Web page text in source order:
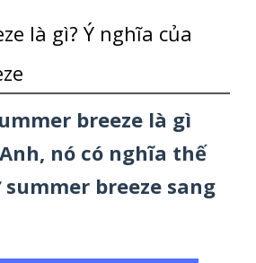
là gì? Ý nghĩa của
breeze là gì
nó có nghĩa thế
breeze sang